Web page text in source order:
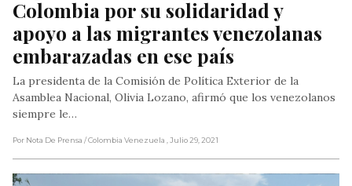
Colombia por su solidaridad y
apoyo a las migrantes venezolanas
embarazadas en ese país
La presidenta de la Comisión de Política Exterior de la
Asamblea Nacional, Olivia Lozano, afirmó que los venezolanos
siempre le…
Por Nota De Prensa / Colombia Venezuela , Julio 29, 2021